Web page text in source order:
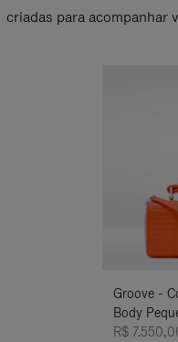
criadas para acompanhar
Groove -
Body
R$